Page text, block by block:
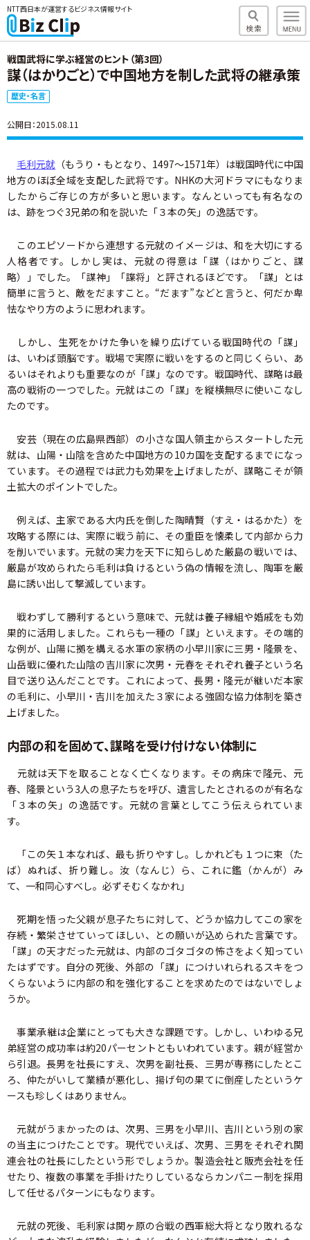
NTT西日本が運営するビジネス情報サイト
戦国武将に学ぶ経営のヒント（第3回）
謀（はかりごと）で中国地方を制した武将の継承策
歴史・名言
公開日：2015.08.11
毛利元就 （もうり・もとなり、1497～1571年）は戦国時代に中国
地方のほぼ全域を支配した武将です。NHKの大河ドラマにもなりま
したからご存じの方が多いと思います。なんといっても有名なの
は、跡をつぐ3兄弟の和を説いた「３本の矢」の逸話です。
このエピソードから連想する元就のイメージは、和を大切にする
人格者です。しかし実は、元就の得意は「謀（はかりごと、謀
略）」でした。「謀神」「諜将」と評されるほどです。「謀」とは
簡単に言うと、敵をだますこと。“だます”などと言うと、何だか卑
怯なやり方のように思われます。
しかし、生死をかけた争いを繰り広げている戦国時代の「謀」
は、いわば頭脳です。戦場で実際に戦いをするのと同じくらい、あ
るいはそれよりも重要なのが「謀」なのです。戦国時代、謀略は最
高の戦術の一つでした。元就はこの「謀」を縦横無尽に使いこなし
たのです。
安芸（現在の広島県西部）の小さな国人領主からスタートした元
就は、山陽・山陰を含めた中国地方の10カ国を支配するまでになっ
ています。その過程では武力も効果を上げましたが、謀略こそが領
土拡大のポイントでした。
例えば、主家である大内氏を倒した陶晴賢（すえ・はるかた）を
攻略する際には、実際に戦う前に、その重臣を懐柔して内部から力
を削いでいます。元就の実力を天下に知らしめた厳島の戦いでは、
厳島が攻められたら毛利は負けるという偽の情報を流し、陶軍を厳
島に誘い出して撃滅しています。
戦わずして勝利するという意味で、元就は養子縁組や婚戚をも効
果的に活用しました。これらも一種の「謀」といえます。その端的
な例が、山陽に拠を構える水軍の家柄の小早川家に三男・隆景を、
山岳戦に優れた山陰の吉川家に次男・元春をそれぞれ養子という名
目で送り込んだことです。これによって、長男・隆元が継いだ本家
の毛利に、小早川・吉川を加えた３家による強固な協力体制を築き
上げました。
内部の和を固めて、謀略を受け付けない体制に
元就は天下を取ることなく亡くなります。その病床で隆元、元
春、隆景という3人の息子たちを呼び、遺言したとされるのが有名な
「３本の矢」の逸話です。元就の言葉としてこう伝えられていま
す。
「この矢１本なれば、最も折りやすし。しかれども１つに束（た
ば）ぬれば、折り難し。汝（なんじ）ら、これに鑑（かんが）み
て、一和同心すべし。必ずそむくなかれ」
死期を悟った父親が息子たちに対して、どうか協力してこの家を
存続・繁栄させていってほしい、との願いが込められた言葉です。
「謀」の天才だった元就は、内部のゴタゴタの怖さをよく知ってい
たはずです。自分の死後、外部の「謀」につけいれられるスキをつ
くらないように内部の和を強化することを求めたのではないでしょ
うか。
事業承継は企業にとっても大きな課題です。しかし、いわゆる兄
弟経営の成功率は約20パーセントともいわれています。親が経営か
ら引退。長男を社長にすえ、次男を副社長、三男が専務にしたとこ
ろ、仲たがいして業績が悪化し、揚げ句の果てに倒産したというケ
ースも珍しくはありません。
元就がうまかったのは、次男、三男を小早川、吉川という別の家
の当主につけたことです。現代でいえば、次男、三男をそれぞれ関
連会社の社長にしたという形でしょうか。製造会社と販売会社を任
せたり、複数の事業を手掛けたりしているならカンパニー制を採用
して任せるパターンにもなります。
元就の死後、毛利家は関ヶ原の合戦の西軍総大将となり敗れるな